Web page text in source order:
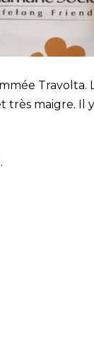
Travolta.
très maigre. Il y